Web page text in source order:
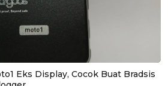
Eks Display, Cocok Buat Bradsis